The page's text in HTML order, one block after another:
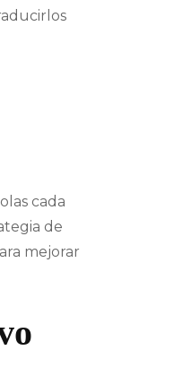
cada
de
mejorar